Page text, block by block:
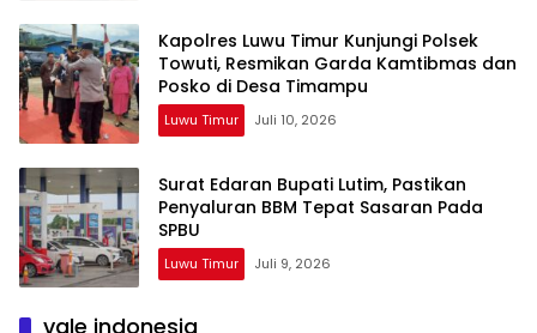
Kapolres Luwu Timur Kunjungi Polsek
Towuti, Resmikan Garda Kamtibmas dan
Posko di Desa Timampu
Luwu Timur Juli 10, 2026
Surat Edaran Bupati Lutim, Pastikan
Penyaluran BBM Tepat Sasaran Pada
SPBU
Luwu Timur Juli 9, 2026
vale indonesia